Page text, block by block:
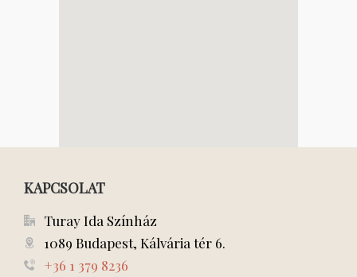
KAPCSOLAT
Turay Ida Színház
1089 Budapest, Kálvária tér 6.
+36 1 379 8236